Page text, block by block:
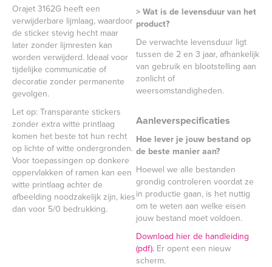
Orajet 3162G heeft een
verwijderbare lijmlaag, waardoor
de sticker stevig hecht maar
later zonder lijmresten kan
worden verwijderd. Ideaal voor
tijdelijke communicatie of
decoratie zonder permanente
gevolgen.
Let op: Transparante stickers
zonder extra witte printlaag
komen het beste tot hun recht
op lichte of witte ondergronden.
Voor toepassingen op donkere
oppervlakken of ramen kan een
witte printlaag achter de
afbeelding noodzakelijk zijn, kies
dan voor 5/0 bedrukking.
> Wat is de levensduur van het
product?
De verwachte levensduur ligt
tussen de 2 en 3 jaar, afhankelijk
van gebruik en blootstelling aan
zonlicht of
weersomstandigheden.
Aanleverspecificaties
Hoe lever je jouw bestand op
de beste manier aan?
Hoewel we alle bestanden
grondig controleren voordat ze
in productie gaan, is het nuttig
om te weten aan welke eisen
jouw bestand moet voldoen.
Download hier de handleiding
(pdf). Er opent een nieuw
scherm.